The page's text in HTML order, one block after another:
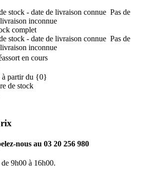
stock - date de livraison connue Pas de
inconnue
complet
stock - date de livraison connue Pas de
inconnue
en cours
à partir du {0}
de stock
nous au 03 20 256 980
9h00 à 16h00.